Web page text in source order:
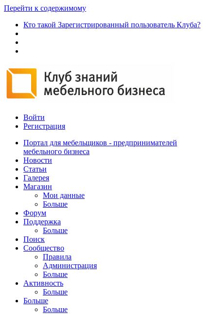
Перейти к содержимому
Кто такой Зарегистрированный пользователь Клуба?
Войти
Регистрация
Портал для мебельщиков - предпринимателей
мебельного бизнеса
Новости
Статьи
Галерея
Магазин
Мои данные
Больше
Форум
Поддержка
Больше
Поиск
Сообщество
Правила
Администрация
Больше
Активность
Больше
Больше
Больше